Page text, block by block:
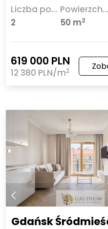
Liczba pokoi
2
Powierzchnia
50 m2
619 000 PLN
12 380 PLN/m2
Gdańsk